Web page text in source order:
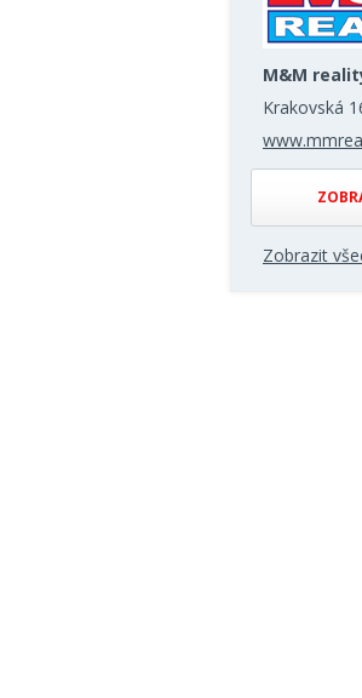
M&M
Krakovská
Zobrazit